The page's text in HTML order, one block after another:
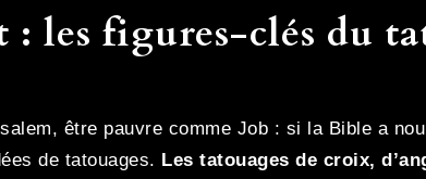
les figures-clés du
être pauvre comme Job : si la Bible a
de tatouages. Les tatouages de croix,